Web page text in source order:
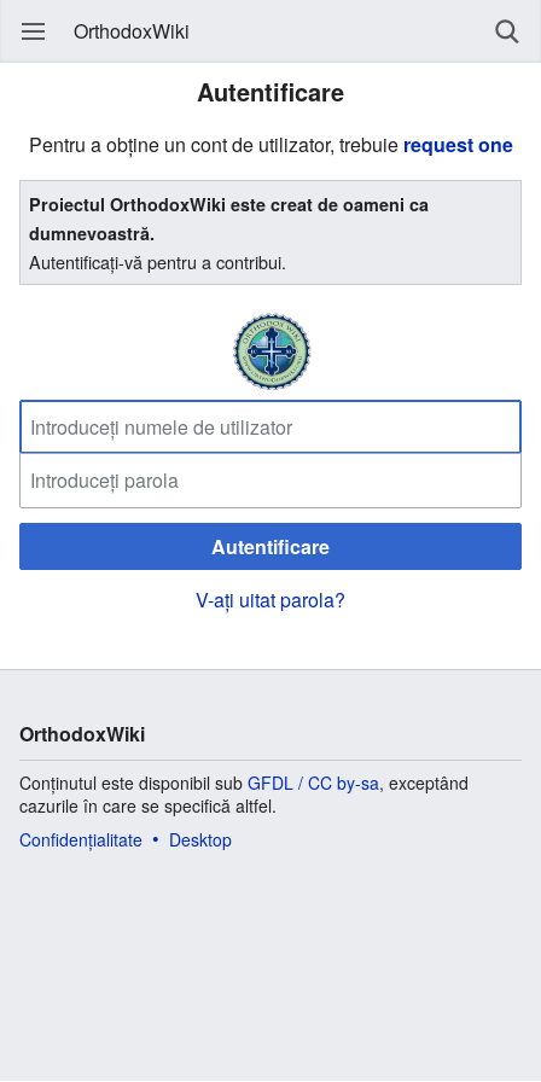
OrthodoxWiki
Autentificare
Pentru a obține un cont de utilizator, trebuie request one
Proiectul OrthodoxWiki este creat de oameni ca
dumnevoastră.
Autentificați-vă pentru a contribui.
Autentificare
V-ați uitat parola?
OrthodoxWiki
Conținutul este disponibil sub GFDL / CC by-sa, exceptând
cazurile în care se specifică altfel.
Confidențialitate
Desktop